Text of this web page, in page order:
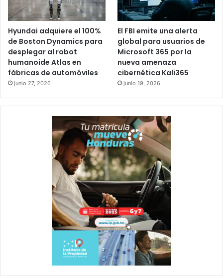
Hyundai adquiere el 100%
de Boston Dynamics para
desplegar al robot
humanoide Atlas en
fábricas de automóviles
junio 27, 2026
El FBI emite una alerta
global para usuarios de
Microsoft 365 por la
nueva amenaza
cibernética Kali365
junio 19, 2026